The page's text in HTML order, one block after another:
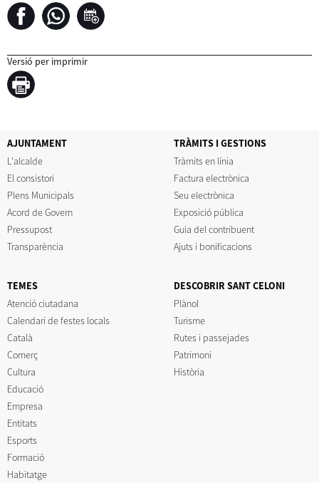
Versió per imprimir
AJUNTAMENT
L'alcalde
El consistori
Plens Municipals
Acord de Govern
Pressupost
Transparència
TRÀMITS I GESTIONS
Tràmits en línia
Factura electrònica
Seu electrònica
Exposició pública
Guia del contribuent
Ajuts i bonificacions
TEMES
Atenció ciutadana
Calendari de festes locals
Català
Comerç
Cultura
Educació
Empresa
Entitats
Esports
Formació
Habitatge
DESCOBRIR SANT CELONI
Plànol
Turisme
Rutes i passejades
Patrimoni
Història